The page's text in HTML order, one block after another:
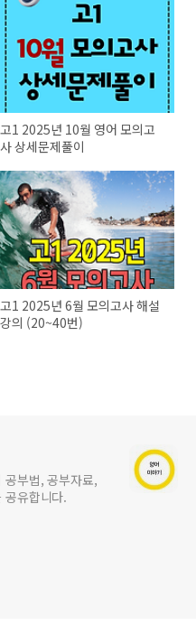
고1 2025년 10월 영어 모의고
사 상세문제풀이
고1 2025년 6월 모의고사 해설
강의 (20~40번)
공부법, 공부자료,
공유합니다.